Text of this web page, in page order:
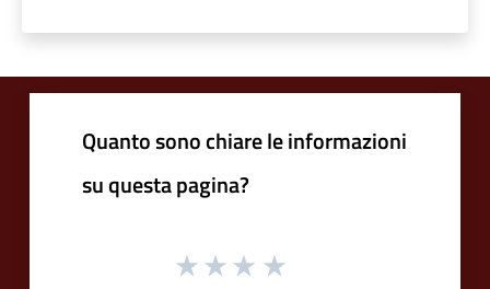
Quanto sono chiare le informazioni
su questa pagina?